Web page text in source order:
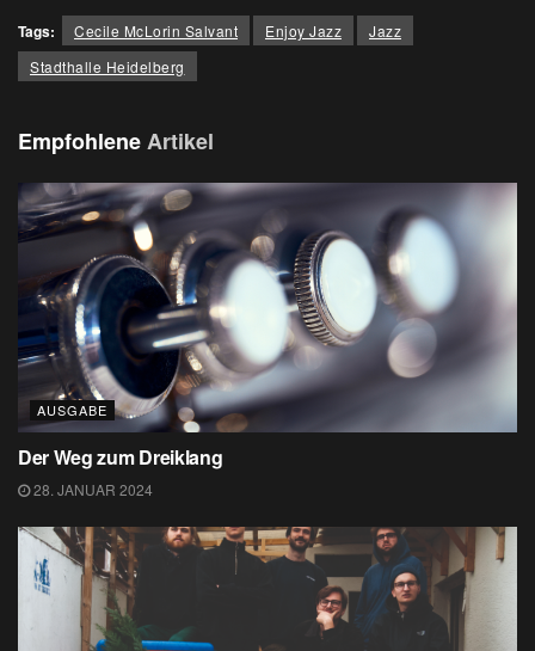
Tags: Cecile McLorin Salvant Enjoy Jazz
Jazz
Stadthalle Heidelberg
EmpfohleneArtikel
AUSGABE
Der Weg zum Dreiklang
28. JANUAR 2024